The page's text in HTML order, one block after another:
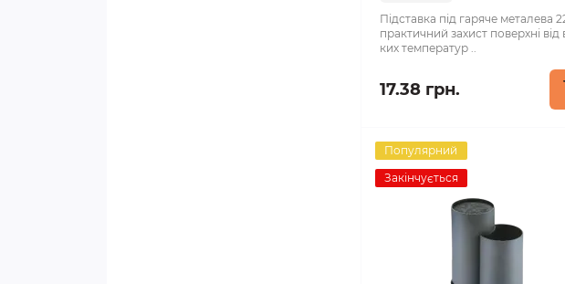
Підставка під гаряче металева
практичний захист поверхні від
ких температур ..
17.38 грн.
Популярний
Закінчується